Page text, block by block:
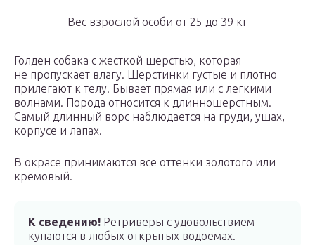
Вес взрослой особи от 25 до 39 кг
Голден собака с жесткой шерстью, которая
не пропускает влагу. Шерстинки густые и плотно
прилегают к телу. Бывает прямая или с легкими
волнами. Порода относится к длинношерстным.
Самый длинный ворс наблюдается на груди, ушах,
корпусе и лапах.
В окрасе принимаются все оттенки золотого или
кремовый.
К сведению! Ретриверы с удовольствием
купаются в любых открытых водоемах.